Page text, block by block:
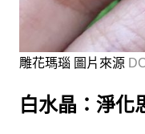
雕花瑪瑙 圖片來源
白水晶：淨化